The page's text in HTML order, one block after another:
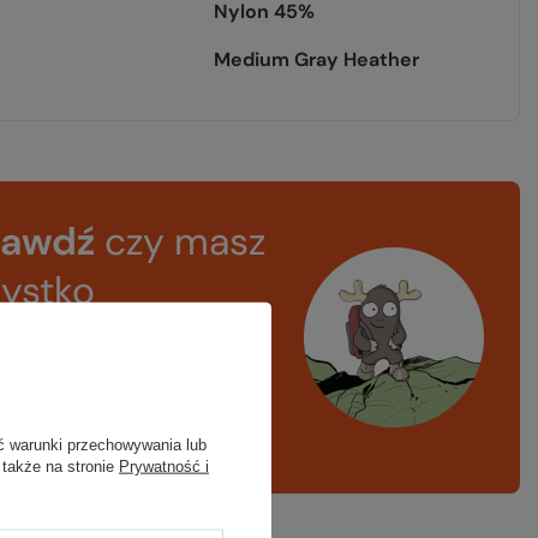
Nylon 45%
Medium Gray Heather
czy masz
LISTA SPRZĘTOWA
warunki przechowywania lub
na stronie Prywatność i